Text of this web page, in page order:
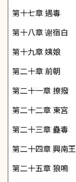
第十七章 遇毒
第十八章 谢宿白
第十九章 姨娘
第二十章 前朝
第二十一章 撩撥
第二十二章 東宮
第二十三章 蠱毒
第二十四章 興南王
第二十五章 狼鳴